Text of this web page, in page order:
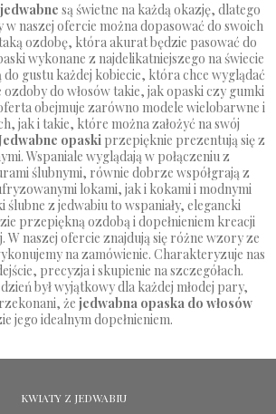
są świetne na każdą okazję, dlatego
naszej ofercie można dopasować do swoich
ozdobę, która akurat będzie pasować do
wykonane z najdelikatniejszego na świecie
gustu każdej kobiecie, która chce wyglądać
ozdoby do włosów takie, jak opaski czy gumki
obejmuje zarówno modele wielobarwne i
jak i takie, które można założyć na swój
opaskiprzepięknie prezentują się z
Wspaniale wyglądają w połączeniu z
ślubnymi, równie dobrze współgrają z
lokami, jak i kokami i modnymi
ślubne z jedwabiu to wspaniały, elegancki
przepiękną ozdobą i dopełnieniem kreacji
W naszej ofercie znajdują się różne wzory ze
na zamówienie. Charakteryzuje nas
precyzja i skupienie na szczegółach.
był wyjątkowy dla każdej młodej pary,
że jedwabna opaska do włosów
jego idealnym dopełnieniem.
KWIATY Z JEDWABIU